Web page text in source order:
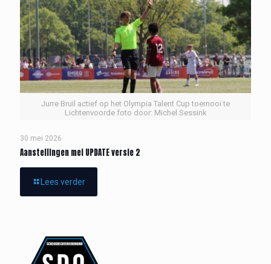
Jurre Bruil actief op het Olympia Talent Cup toernooi te
Lichtenvoorde foto door: Michel Sessink
30 mei 2026
Aanstellingen mei UPDATE versie 2
Lees verder